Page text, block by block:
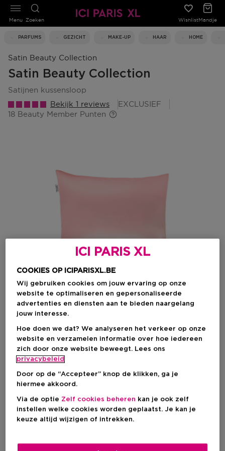
Zoeken WishlistMandje
PARFUMS GEZICHT MAKE-UP HAAR HOME
Menu
Satin Beauty Collection
Satin Beauty Collection
satijnen kussensloop
Bekijk 1 reviews
EXCLUSIEF
18 Beauty Member Punten
€ 18,07
IN WINKELMANDJE
Levering aan huis
ICI PARIS XL
COOKIES OP ICIPARISXL.BE
Wij gebruiken cookies om jouw ervaring op onze
website te optimaliseren en gepersonaliseerde
advertenties en diensten aan te bieden naargelang
jouw interesse.
Hoe doen we dat? We analyseren het verkeer op onze
website en verzamelen informatie over hoe iedereen
zich door onze website beweegt. Lees ons
privacybeleid
Door op de “Accepteer” knop de klikken, ga je
hiermee akkoord.
Via de optie Zelf cookies beheren kan je ook zelf
instellen welke cookies worden geplaatst. Je kan je
keuze altijd wijzigen of intrekken.